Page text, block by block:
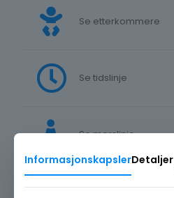
Se etterkommere
Se tidslinje
Se morslinje
Se farslinje
InformasjonskapslerDetaljer